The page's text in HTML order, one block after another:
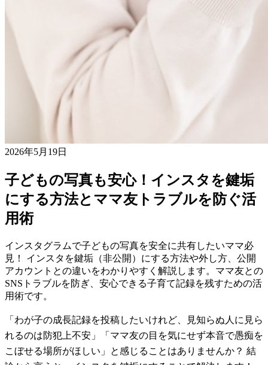
2026年5月19日
子どもの写真も安心！インスタを鍵垢
にする方法とママ友トラブルを防ぐ活
用術
インスタグラムで子どもの写真を安全に共有したいママ必
見！ インスタを鍵垢（非公開）にする方法や外し方、公開
アカウントとの違いをわかりやすく解説します。ママ友との
SNSトラブルを防ぎ、安心できる子育て記録を残すための活
用術です。
「わが子の成長記録を投稿したいけれど、見知らぬ人に見ら
れるのは防犯上不安」「ママ友の目を気にせず本音で愚痴を
こぼせる場所がほしい」と感じることはありませんか？ 結